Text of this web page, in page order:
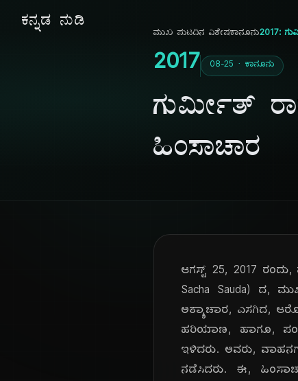
ಕನ್ನಡ ನುಡಿ
ಮುಖ ಪುಟದಿನ ವಿಶೇಷಕಾನೂನು2017:
2017 08-25 · ಕಾನೂನು
ಗುರ್ಮೀತ್
ಹಿಂಸಾಚಾರ
ಆಗಸ್ಟ್ 25, 2017
Sacha Sauda) ದ,
ಅತ್ಯಾಚಾರ, ಎಸಗಿದ,
ಹರಿಯಾಣ, ಹಾಗೂ,
ಇಳಿದರು. ಅವರು,
ನಡೆಸಿದರು. ಈ,